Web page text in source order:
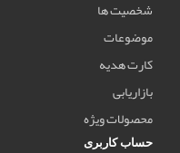
شخصیت ها
موضوعات
کارت هدیه
بازاریابی
محصولات ویژه
حساب کاربری